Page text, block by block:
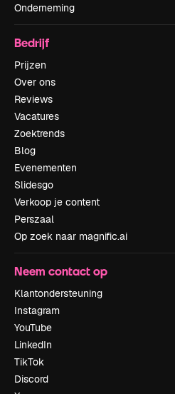
Onderneming
Bedrijf
Prijzen
Over ons
Reviews
Vacatures
Zoektrends
Blog
Evenementen
Slidesgo
Verkoop je content
Perszaal
Op zoek naar magnific.ai
Neem contact op
Klantondersteuning
Instagram
YouTube
LinkedIn
TikTok
Discord